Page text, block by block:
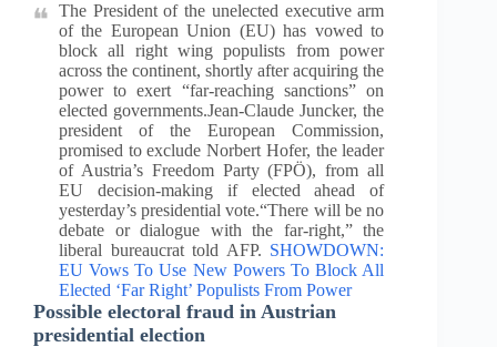
The President of the unelected executive arm
of the European Union (EU) has vowed to
block all right wing populists from power
across the continent, shortly after acquiring the
power to exert “far-reaching sanctions” on
elected governments.Jean-Claude Juncker, the
president of the European Commission,
promised to exclude Norbert Hofer, the leader
of Austria’s Freedom Party (FPÖ), from all
EU decision-making if elected ahead of
yesterday’s presidential vote.“There will be no
debate or dialogue with the far-right,” the
liberal bureaucrat told AFP. SHOWDOWN:
EU Vows To Use New Powers To Block All
Elected ‘Far Right’ Populists From Power
Possible electoral fraud in Austrian
presidential election